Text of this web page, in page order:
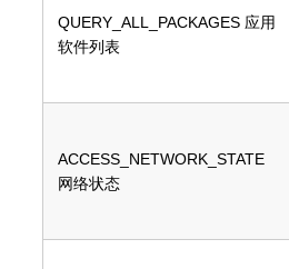
QUERY_ALL_PACKAGES 应用
软件列表
ACCESS_NETWORK_STATE
网络状态